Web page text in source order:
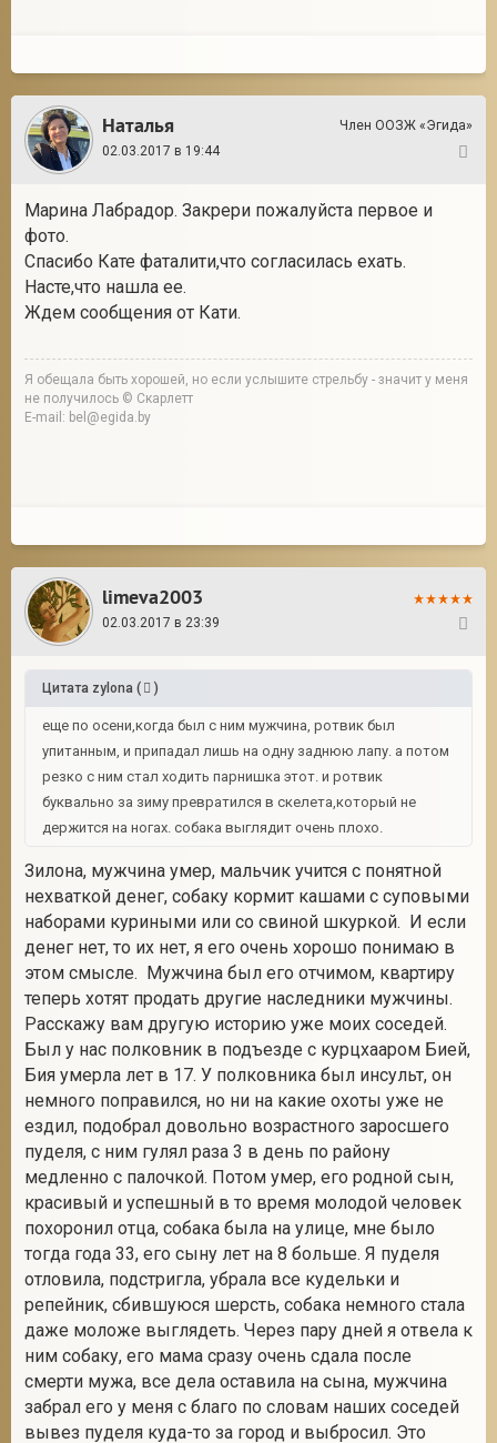
Наталья
Член ООЗЖ «Эгида»
02.03.2017 в 19:44
Марина Лабрадор. Закрери пожалуйста первое и
фото.
Спасибо Кате фаталити,что согласилась ехать.
Насте,что нашла ее.
Ждем сообщения от Кати.
Я обещала быть хорошей, но если услышите стрельбу - значит у меня
не получилось © Скарлетт
E-mail: bel@egida.by
limeva2003
02.03.2017 в 23:39
Цитата zylona ( )
еще по осени,когда был с ним мужчина, ротвик был
упитанным, и припадал лишь на одну заднюю лапу. а потом
резко с ним стал ходить парнишка этот. и ротвик
буквально за зиму превратился в скелета,который не
держится на ногах. собака выглядит очень плохо.
Зилона, мужчина умер, мальчик учится с понятной
нехваткой денег, собаку кормит кашами с суповыми
наборами куриными или со свиной шкуркой. И если
денег нет, то их нет, я его очень хорошо понимаю в
этом смысле. Мужчина был его отчимом, квартиру
теперь хотят продать другие наследники мужчины.
Расскажу вам другую историю уже моих соседей.
Был у нас полковник в подъезде с курцхааром Бией,
Бия умерла лет в 17. У полковника был инсульт, он
немного поправился, но ни на какие охоты уже не
ездил, подобрал довольно возрастного заросшего
пуделя, с ним гулял раза 3 в день по району
медленно с палочкой. Потом умер, его родной сын,
красивый и успешный в то время молодой человек
похоронил отца, собака была на улице, мне было
тогда года 33, его сыну лет на 8 больше. Я пуделя
отловила, подстригла, убрала все кудельки и
репейник, сбившуюся шерсть, собака немного стала
даже моложе выглядеть. Через пару дней я отвела к
ним собаку, его мама сразу очень сдала после
смерти мужа, все дела оставила на сына, мужчина
забрал его у меня с благо по словам наших соседей
вывез пуделя куда-то за город и выбросил. Это